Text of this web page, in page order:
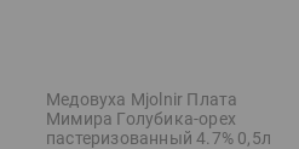
Медовуха Mjolnir Плата
Мимира Голубика-орех
пастеризованный 4.7% 0,5л